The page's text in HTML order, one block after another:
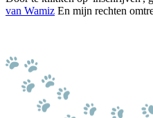
van Wamiz En mijn rechten